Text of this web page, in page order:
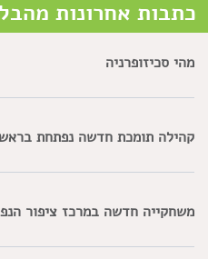
כתבות אחרונות
מהי סכיזופרניה
קהילה תומכת חדשה נפתחת בראש
משחקייה חדשה במרכז ציפור